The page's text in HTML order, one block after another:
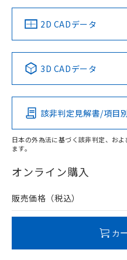
中国 RoHS 注意事項・凡
Pb Hg
O
在庫等で未対応品が混在す
問い合わせください。
2D CADデータ
3D CADデータ
該非判定見解書/項目
日本の外為法に基づく該非判定、お
ます。
オンライン購入
販売価格（税込）
カ